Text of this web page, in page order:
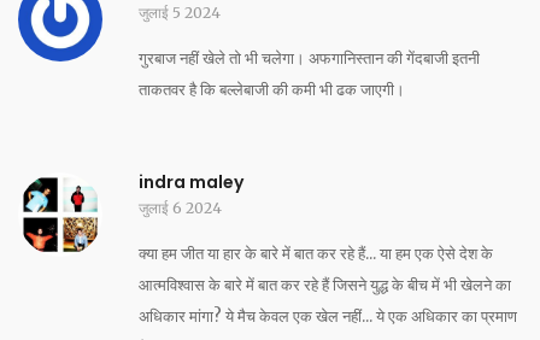
जुलाई 5 2024
गुरबाज नहीं खेले तो भी चलेगा। अफगानिस्तान की गेंदबाजी इतनी
ताकतवर है कि बल्लेबाजी की कमी भी ढक जाएगी।
indra maley
जुलाई 6 2024
क्या हम जीत या हार के बारे में बात कर रहे हैं... या हम एक ऐसे देश के
आत्मविश्वास के बारे में बात कर रहे हैं जिसने युद्ध के बीच में भी खेलने का
अधिकार मांगा? ये मैच केवल एक खेल नहीं... ये एक अधिकार का प्रमाण